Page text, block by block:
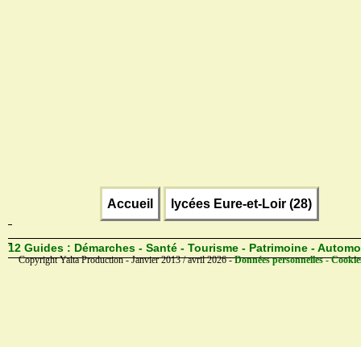
Accueil lycées Eure-et-Loir (28)
12 Guides : Démarches - Santé - Tourisme - Patrimoine -
Copyright Yalta Production - Janvier 2013 / avril 2026 -Données personnelles -